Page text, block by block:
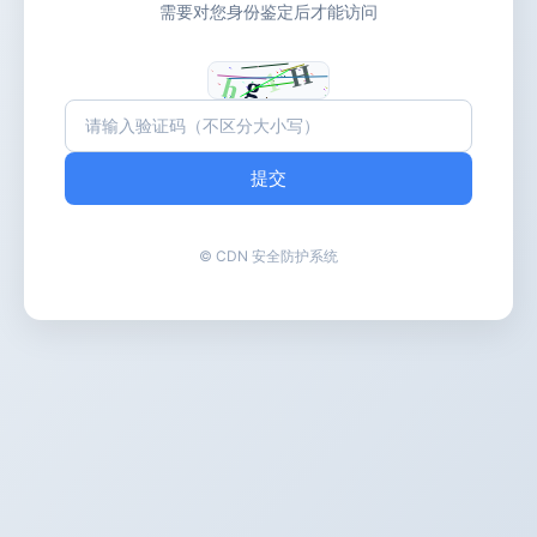
需要对您身份鉴定后才能访问
提交
© CDN 安全防护系统